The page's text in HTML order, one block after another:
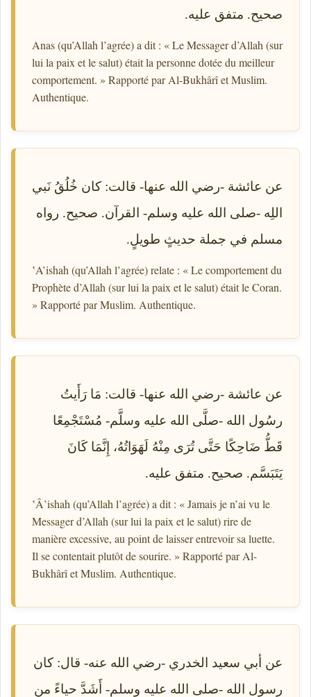
صحيح. متفق عليه.
Anas (qu’Allah l’agrée) a dit : « Le Messager d’Allah (sur
lui la paix et le salut) était la personne dotée du meilleur
comportement. » Rapporté par Al-Bukhârî et Muslim.
Authentique.
عن عائشة -رضي الله عنها- قالت: كان خُلُقُ نَبي
اللِه -صلى الله عليه وسلم- القرآن. صحيح. رواه
مسلم في جملة حديثٍ طويلٍ.
ʽA’ishah (qu’Allah l’agrée) relate : « Le comportement du
Prophète d’Allah (sur lui la paix et le salut) était le Coran.
» Rapporté par Muslim. Authentique.
عن عائشة -رضي الله عنها- قالت: مَا رَأَيتُ
رسُول الله -صلَّى الله عليه وسلَّم- مُسْتَجْمِعًا
قَطُّ ضَاحِكًا حَتَّى تُرَى مِنْهُ لَهَوَاتُهُ، إِنَّمَا كَانَ
يَتَبَسَّم. صحيح. متفق عليه.
ʽÂ’ishah (qu’Allah l’agrée) a dit : « Jamais je n’ai vu le
Messager d’Allah (sur lui la paix et le salut) rire de
manière excessive, au point de laisser entrevoir sa luette.
Il se contentait plutôt de sourire. » Rapporté par Al-
Bukhârî et Muslim. Authentique.
عن أبي سعيد الخدري -رضي الله عنه- قال: كان
رسول الله -صلى الله عليه وسلم- أَشَدَّ حياءً من